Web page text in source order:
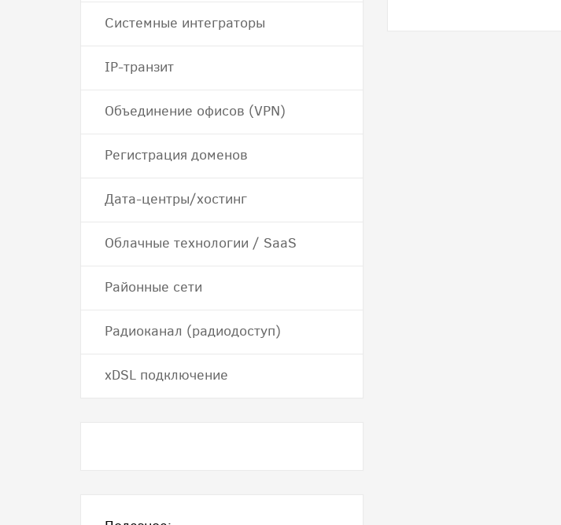
Системные интеграторы
IP-транзит
Объединение офисов (VPN)
Регистрация доменов
Дата-центры/хостинг
Облачные технологии / SaaS
Районные сети
Радиоканал (радиодоступ)
хDSL подключение